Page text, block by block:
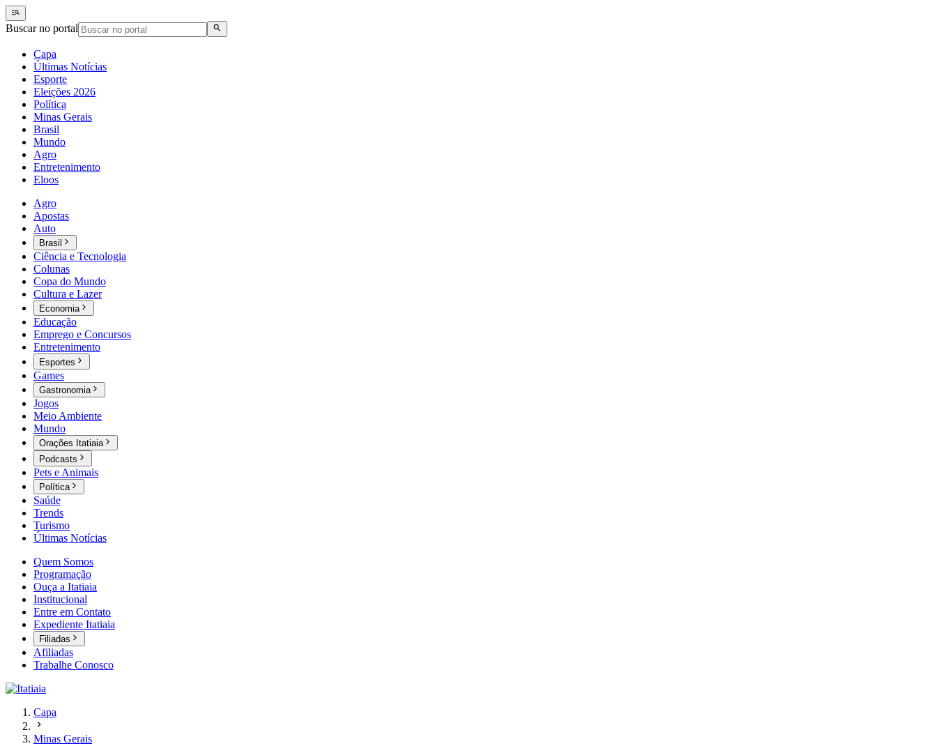
Buscar no portal
Capa
Últimas Notícias
Esporte
Eleições 2026
Política
Minas Gerais
Brasil
Mundo
Agro
Entretenimento
Eloos
Agro
Apostas
Auto
Brasil
Ciência e Tecnologia
Colunas
Copa do Mundo
Cultura e Lazer
Economia
Educação
Emprego e Concursos
Entretenimento
Esportes
Games
Gastronomia
Jogos
Meio Ambiente
Mundo
Orações Itatiaia
Podcasts
Pets e Animais
Política
Saúde
Trends
Turismo
Últimas Notícias
Quem Somos
Programação
Ouça a Itatiaia
Institucional
Entre em Contato
Expediente Itatiaia
Filiadas
Afiliadas
Trabalhe Conosco
Capa
Minas Gerais